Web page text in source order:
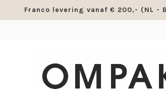
Franco levering vanaf € 200,- (NL -